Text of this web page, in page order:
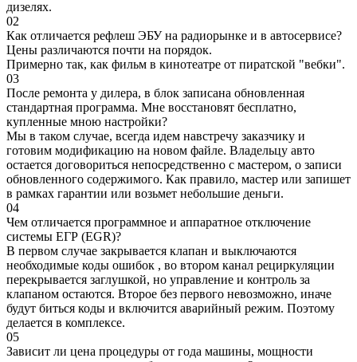
дизелях.
02
Как отличается рефлеш ЭБУ на радиорынке и в автосервисе?
Цены различаются почти на порядок.
Примерно так, как фильм в кинотеатре от пиратской "вебки".
03
После ремонта у дилера, в блок записана обновленная
стандартная программа. Мне восстановят бесплатно,
купленные мною настройки?
Мы в таком случае, всегда идем навстречу заказчику и
готовим модификацию на новом файле. Владельцу авто
остается договориться непосредственно с мастером, о записи
обновленного содержимого. Как правило, мастер или запишет
в рамках гарантии или возьмет небольшие деньги.
04
Чем отличается программное и аппаратное отключение
системы ЕГР (EGR)?
В первом случае закрывается клапан и выключаются
необходимые коды ошибок , во втором канал рециркуляции
перекрывается заглушкой, но управление и контроль за
клапаном остаются. Второе без первого невозможно, иначе
будут биться коды и включится аварийный режим. Поэтому
делается в комплексе.
05
Зависит ли цена процедуры от года машины, мощности